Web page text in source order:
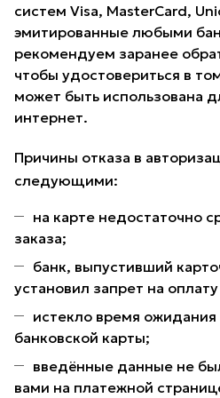
систем Visa, MasterCard,
эмитированные любыми
рекомендуем заранее
чтобы удостовериться в
может быть использована
интернет.
Причины отказа в
следующими:
на карте недостаточно
заказа;
банк, выпустивший
установил запрет на
истекло время
банковской карты;
введённые данные не
вами на платежной